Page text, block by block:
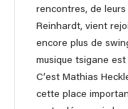
rencontres, de
Reinhardt, vient
encore plus de
musique tsigane
C’est Mathias
cette place